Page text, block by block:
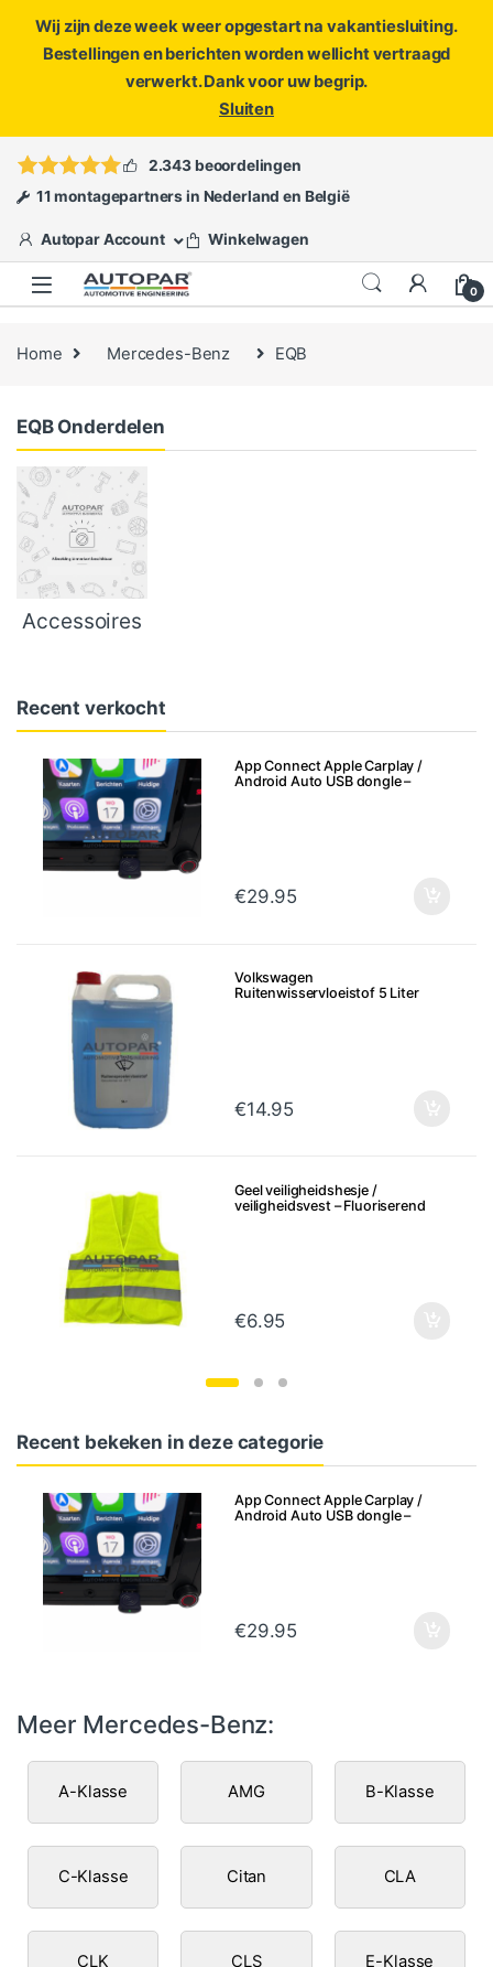
Wij zijn deze week weer opgestart na vakantiesluiting.
Bestellingen en berichten worden wellicht vertraagd
verwerkt. Dank voor uw begrip.
Sluiten
ofopen een ticket
2.343 beoordelingen
11 montagepartners in Nederland en België
Autopar Account Winkelwagen
0
Home Mercedes-Benz EQB
EQB Onderdelen
Accessoires
Recent verkocht
App Connect Apple Carplay /
Android Auto USB dongle –
€29.95
Volkswagen
Ruitenwisservloeistof 5 Liter
€14.95
Geel veiligheidshesje /
veiligheidsvest – Fluoriserend
€6.95
Recent bekeken in deze categorie
App Connect Apple Carplay /
Android Auto USB dongle –
€29.95
Meer Mercedes-Benz:
A-Klasse AMG B-Klasse
C-Klasse Citan CLA
CLK CLS E-Klasse